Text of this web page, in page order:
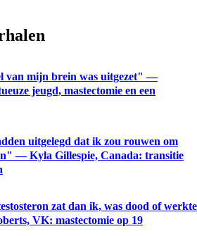
van mijn brein was uitgezet" —
jeugd, mastectomie en een
uitgelegd dat ik zou rouwen om
— Kyla Gillespie, Canada: transitie
zat dan ik, was dood of werkte
VK: mastectomie op 19